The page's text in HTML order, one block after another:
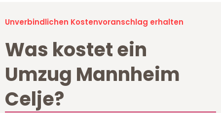
Unverbindlichen Kostenvoranschlag erhalten
Was kostet ein
Umzug Mannheim
Celje?